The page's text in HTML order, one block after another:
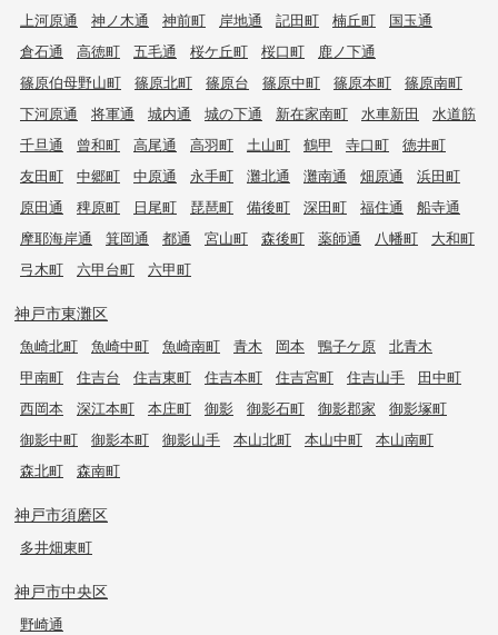
上河原通
神ノ木通 神前町 岸地通 記田町 楠丘町
国玉通
倉石通
高徳町 五毛通 桜ケ丘町 桜口町
鹿ノ下通
篠原伯母野山町
篠原北町 篠原台 篠原中町 篠原本町
篠原南町
下河原通
将軍通 城内通 城の下通 新在家南町 水車新田
水道筋
千旦通
曾和町 高尾通 高羽町 土山町 鶴甲 寺口町
徳井町
友田町
中郷町 中原通 永手町 灘北通 灘南通 畑原通
浜田町
原田通
稗原町 日尾町 琵琶町 備後町 深田町 福住通
船寺通
摩耶海岸通
箕岡通 都通 宮山町 森後町 薬師通 八幡町
大和町
弓木町
六甲台町 六甲町
神戸市東灘区
魚崎北町 魚崎中町 魚崎南町 青木 岡本 鴨子ケ原
北青木
甲南町
住吉台 住吉東町 住吉本町 住吉宮町 住吉山手
田中町
西岡本
深江本町 本庄町 御影 御影石町 御影郡家
御影塚町
御影中町
御影本町 御影山手 本山北町 本山中町
本山南町
森北町
森南町
神戸市須磨区
多井畑東町
神戸市中央区
野崎通